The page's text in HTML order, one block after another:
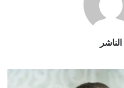
الناشر